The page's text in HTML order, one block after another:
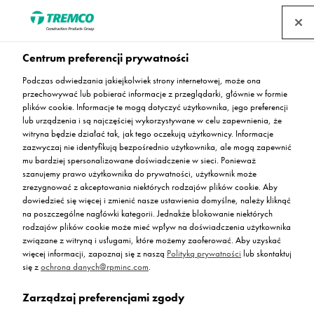
Skontaktuj się z nami
Daj znać naszym ekspertom, czego potrzebujesz, lub
wypełnij formularz kontaktowy. Zapraszamy również do
naszego biura i showroomu!
Skontaktuj
się z nami
Biuro i
Centrum preferencji prywatności
Podczas odwiedzania jakiejkolwiek strony internetowej, może ona
przechowywać lub pobierać informacje z przeglądarki, głównie w formie
plików cookie. Informacje te mogą dotyczyć użytkownika, jego preferencji
lub urządzenia i są najczęściej wykorzystywane w celu zapewnienia, że
witryna będzie działać tak, jak tego oczekują użytkownicy. Informacje
zazwyczaj nie identyfikują bezpośrednio użytkownika, ale mogą zapewnić
mu bardziej spersonalizowane doświadczenie w sieci. Ponieważ
szanujemy prawo użytkownika do prywatności, użytkownik może
zrezygnować z akceptowania niektórych rodzajów plików cookie. Aby
dowiedzieć się więcej i zmienić nasze ustawienia domyślne, należy kliknąć
na poszczególne nagłówki kategorii. Jednakże blokowanie niektórych
rodzajów plików cookie może mieć wpływ na doświadczenia użytkownika
związane z witryną i usługami, które możemy zaoferować. Aby uzyskać
więcej informacji, zapoznaj się z naszą Polityką prywatności lub skontaktuj
się zochrona danych@rpminc.com.
Zarządzaj preferencjami zgody